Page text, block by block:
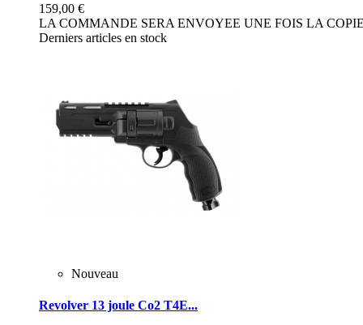
159,00 €
LA COMMANDE SERA ENVOYEE UNE FOIS LA
Derniers articles en stock
Nouveau
Revolver 13 joule Co2 T4E...